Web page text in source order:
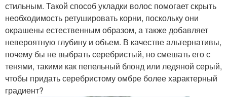
стильным. Такой способ укладки волос помогает скрыть
необходимость ретушировать корни, поскольку они
окрашены естественным образом, а также добавляет
невероятную глубину и объем. В качестве альтернативы,
почему бы не выбрать серебристый, но смешать его с
тенями, такими как пепельный блонд или ледяной серый,
чтобы придать серебристому омбре более характерный
градиент?